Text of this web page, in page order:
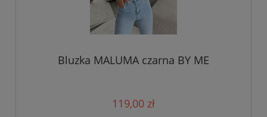
Bluzka MALUMA czarna BY ME
119,00 zł